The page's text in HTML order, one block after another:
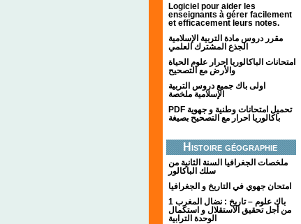
Logiciel pour aider les
enseignants à gérer facilement
et efficacement leurs notes.
مقرر دروس مادة التربية الإسلامية
الجذع المشترك العلمي
امتحانات الباكالوريا احرار علوم الحياة
والأرض مع التصحيح
اولى باك جميع دروس التربية
الإسلامية ملخصة
PDF تحميل امتحانات وطنية و جهوية
باكالوريا احرار مع التصحيح بصيغة
Histoire géographie
ملخصات الجغرافيا السنة الثانية من
سلك الباكالور
امتحان جهوي في التاريخ و الجغرافيا
1 باك علوم – تاريخ : نضال المغرب
من أجل تحقيق الاستقلال و استكمال
الوحدة الترابية